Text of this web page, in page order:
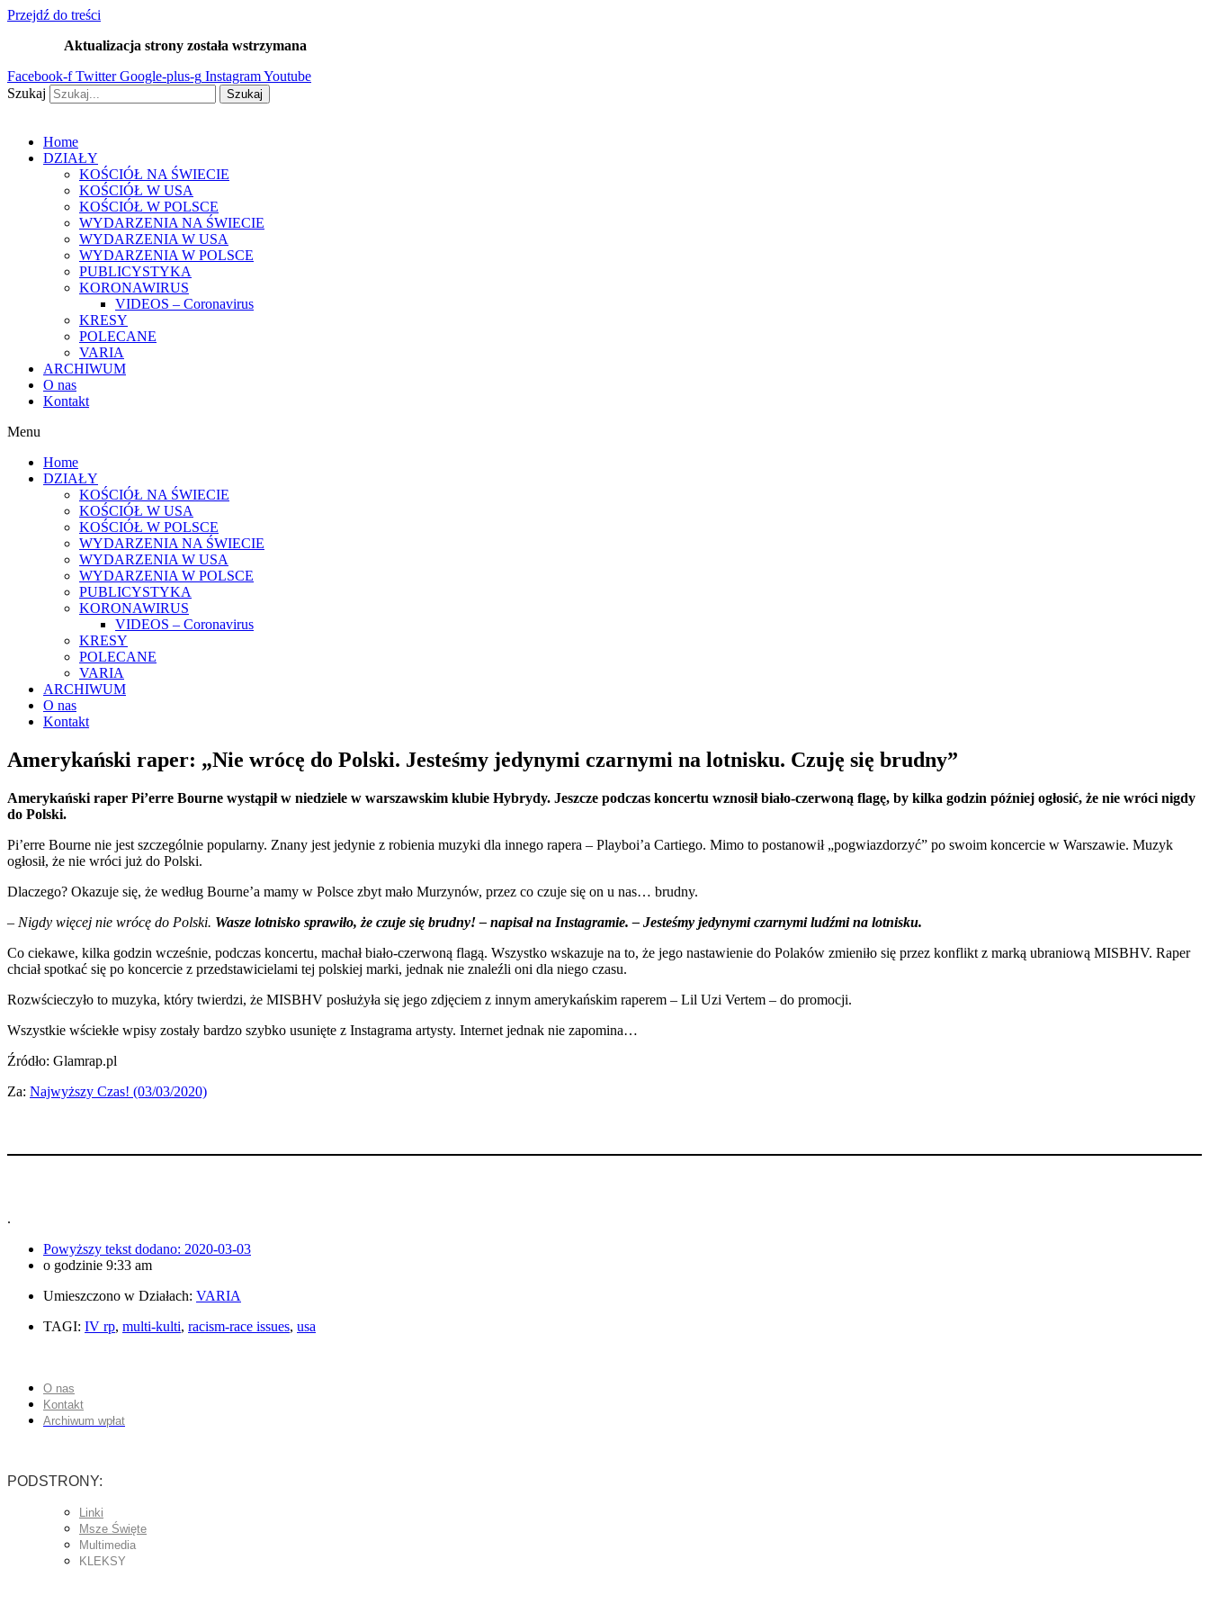
Przejdź do treści
Aktualizacja strony została wstrzymana
Facebook-f Twitter Google-plus-g InstagramYoutube
Szukaj
Szukaj
Home
DZIAŁY
KOŚCIÓŁ NA ŚWIECIE
KOŚCIÓŁ W USA
KOŚCIÓŁ W POLSCE
WYDARZENIA NA ŚWIECIE
WYDARZENIA W USA
WYDARZENIA W POLSCE
PUBLICYSTYKA
KORONAWIRUS
VIDEOS – Coronavirus
KRESY
POLECANE
VARIA
ARCHIWUM
O nas
Kontakt
Menu
Home
DZIAŁY
KOŚCIÓŁ NA ŚWIECIE
KOŚCIÓŁ W USA
KOŚCIÓŁ W POLSCE
WYDARZENIA NA ŚWIECIE
WYDARZENIA W USA
WYDARZENIA W POLSCE
PUBLICYSTYKA
KORONAWIRUS
VIDEOS – Coronavirus
KRESY
POLECANE
VARIA
ARCHIWUM
O nas
Kontakt
Amerykański raper: „Nie wrócę do Polski. Jesteśmy jedynymi czarnymi na lotnisku. Czuję się brudny”
Amerykański raper Pi’erre Bourne wystąpił w niedziele w warszawskim klubie Hybrydy. Jeszcze podczas koncertu wznosił biało-czerwoną flagę, by kilka godzin później ogłosić, że nie wróci nigdy
do Polski.
Pi’erre Bourne nie jest szczególnie popularny. Znany jest jedynie z robienia muzyki dla innego rapera – Playboi’a Cartiego. Mimo to postanowił „pogwiazdorzyć” po swoim koncercie w Warszawie. Muzyk
ogłosił, że nie wróci już do Polski.
Dlaczego? Okazuje się, że według Bourne’a mamy w Polsce zbyt mało Murzynów, przez co czuje się on u nas… brudny.
– Nigdy więcej nie wrócę do Polski. Wasze lotnisko sprawiło, że czuje się brudny! – napisał na Instagramie. – Jesteśmy jedynymi czarnymi ludźmi na lotnisku.
Co ciekawe, kilka godzin wcześnie, podczas koncertu, machał biało-czerwoną flagą. Wszystko wskazuje na to, że jego nastawienie do Polaków zmieniło się przez konflikt z marką ubraniową MISBHV. Raper
chciał spotkać się po koncercie z przedstawicielami tej polskiej marki, jednak nie znaleźli oni dla niego czasu.
Rozwścieczyło to muzyka, który twierdzi, że MISBHV posłużyła się jego zdjęciem z innym amerykańskim raperem – Lil Uzi Vertem – do promocji.
Wszystkie wściekłe wpisy zostały bardzo szybko usunięte z Instagrama artysty. Internet jednak nie zapomina…
Źródło: Glamrap.pl
Za: Najwyższy Czas! (03/03/2020)
.
Powyższy tekst dodano: 2020-03-03
o godzinie 9:33 am
Umieszczono w Działach: VARIA
TAGI: IV rp, multi-kulti, racism-race issues, usa
O nas
Kontakt
Archiwum wpłat
PODSTRONY:
Linki
Msze Święte
Multimedia
KLEKSY